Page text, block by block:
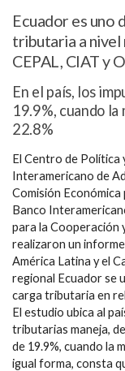
Ecuador es uno
tributaria a nivel
CEPAL, CIAT y
En el país, los
19.9%, cuando la
22.8%
El Centro de Política
Interamericano de
Comisión Económica
Banco
para la Cooperación
realizaron un
América Latina y el
regional Ecuador se
carga tributaria en
El estudio ubica al
tributarias maneja,
de 19.9%, cuando la
igual forma, consta